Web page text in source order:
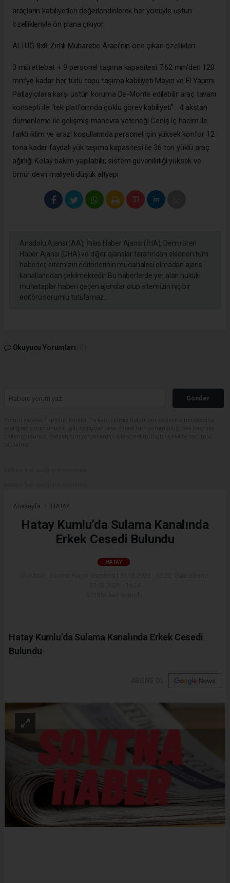
araçların kabiliyetleri değerlendirilerek her yönüyle üstün
özellikleriyle ön plana çıkıyor.
ALTUĞ 8x8 Zırhlı Muharebe Aracı’nın öne çıkan özellikleri
3 mürettebat + 9 personel taşıma kapasitesi 7.62 mm’den 120
mm’ye kadar her türlü topu taşıma kabiliyeti Mayın ve El Yapımı
Patlayıcılara karşı üstün koruma De-Monte edilebilir araç tavanı
konsepti ile “tek platformda çoklu görev kabiliyeti” 4 akstan
dümenleme ile gelişmiş manevra yeteneği Geniş iç hacim ile
farklı iklim ve arazi koşullarında personel için yüksek konfor 12
tona kadar faydalı yük taşıma kapasitesi ile 36 ton yüklü araç
ağırlığı Kolay bakım yapılabilir, sistem güvenilirliği yüksek ve
ömür devri maliyeti düşük altyapı
Anadolu Ajansı (AA), İhlas Haber Ajansı (İHA), Demirören
Haber Ajansı (DHA) ve diğer ajanslar tarafından eklenen tüm
haberler, sitemizin editörlerinin müdahalesi olmadan ajans
kanallarından çekilmektedir. Bu haberlerde yer alan hukuki
muhataplar haberi geçen ajanslar olup sitemizin hiç bir
editörü sorumlu tutulamaz...
Okuyucu Yorumları
Gönder
Anasayfa HATAY
Hatay Kumlu’da Sulama Kanalında
Erkek Cesedi Bulundu
HATAY
Hatay Kumlu’da Sulama Kanalında Erkek Cesedi
Bulundu